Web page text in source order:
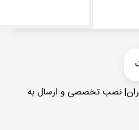
نصب تخصصی و ارسال به